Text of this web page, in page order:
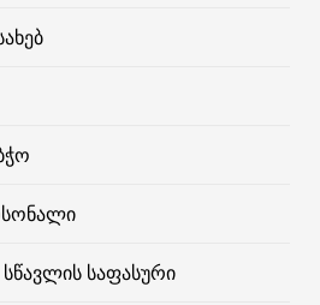
საფასური